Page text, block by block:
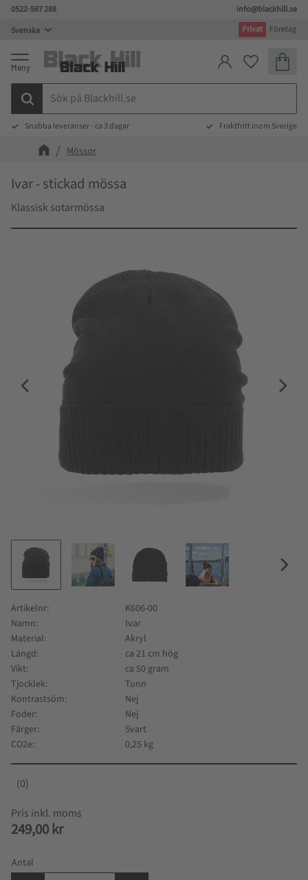
Meny
0522-587 288
info@blackhill.se
Privat
Företag
Favoriter
Snabba leveranser - ca 3 dagar Fraktfritt inom Sverige
Mössor
Ivar - stickad mössa
Klassisk sotarmössa
249,00 kr
Antal
Artikelnr
K606-00
Namn
Ivar
Material
Akryl
Längd
ca 21 cm hög
Vikt
ca 50 gram
Tjocklek
Tunn
Kontrastsöm
Nej
Foder
Nej
Färger
Svart
CO2e
0,25 kg
0